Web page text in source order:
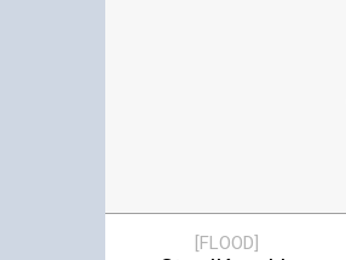
[FLOOD]